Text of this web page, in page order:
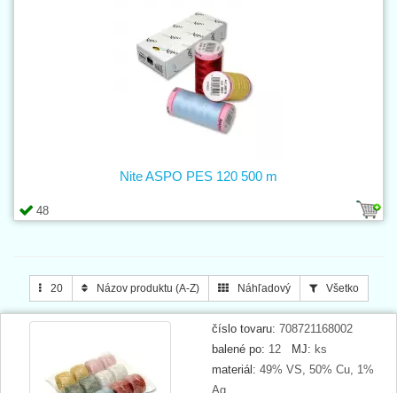
48
Nite ASPO PES 120 500 m
20 Názov produktu (A-Z) Náhľadový Všetko
číslo tovaru: 708721168002
balené po: 12 MJ: ks
materiál: 49% VS, 50% Cu, 1%
Ag